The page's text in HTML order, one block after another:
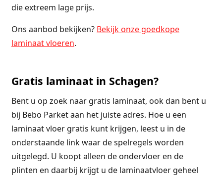
die extreem lage prijs.
Ons aanbod bekijken? Bekijk onze goedkope
laminaat vloeren.
Gratis laminaat in Schagen?
Bent u op zoek naar gratis laminaat, ook dan bent u
bij Bebo Parket aan het juiste adres. Hoe u een
laminaat vloer gratis kunt krijgen, leest u in de
onderstaande link waar de spelregels worden
uitgelegd. U koopt alleen de ondervloer en de
plinten en daarbij krijgt u de laminaatvloer geheel